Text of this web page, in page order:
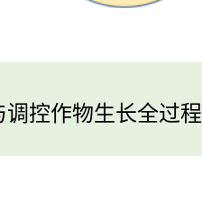
调控作物生长全过程